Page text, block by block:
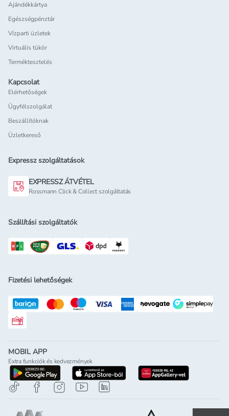
Ajándékkártya
Egészségpénztár
Vízparti üzletek
Virtuális tükör
Terméktesztelés
Kapcsolat
Elérhetőségek
Ügyfélszolgálat
Beszállítóknak
Üzletkereső
Expressz szolgáltatások
EXPRESSZ ÁTVÉTEL
Rossmann Click & Collect szolgáltatás
Szállítási szolgáltatók
Fizetési lehetőségek
Rossmann ajándékkártya
MOBIL APP
Extra funkciók és kedvezmények
letöltés a google-play-rölletöltés az app-store-ból
letöltés